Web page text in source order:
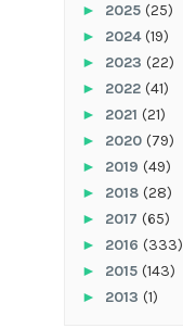
► 2025 (25)
► 2024(19)
► 2023 (22)
► 2022 (41)
► 2021 (21)
► 2020 (79)
► 2019 (49)
► 2018 (28)
► 2017 (65)
► 2016 (333)
► 2015 (143)
► 2013 (1)